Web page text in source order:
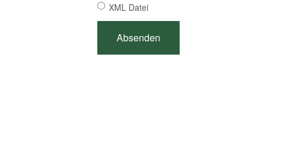
XML Datei